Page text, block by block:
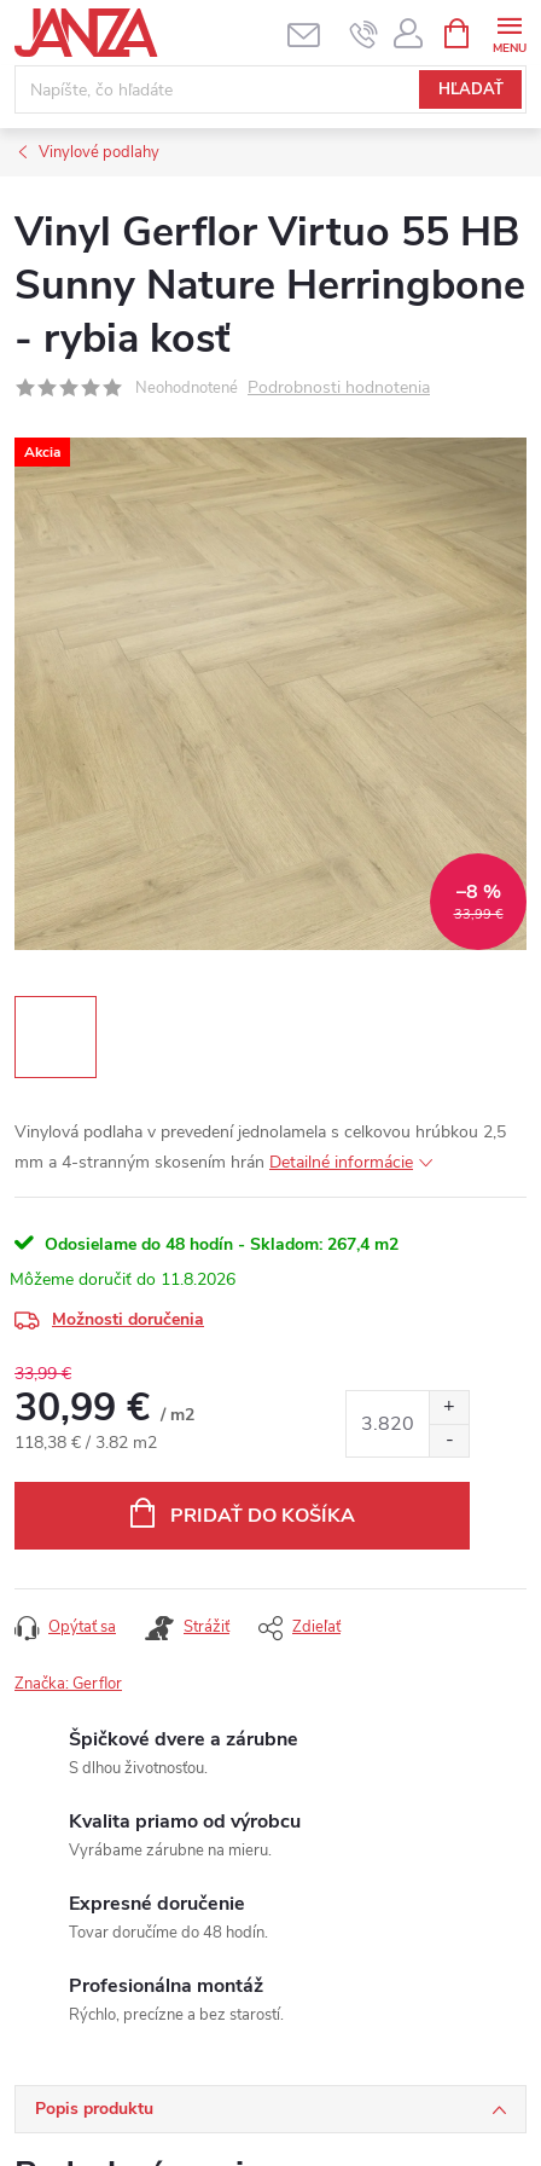
Prejsť na obsah
HĽADAŤ
Vinylové podlahy
Vinyl Gerflor Virtuo 55 HB
Sunny Nature Herringbone
- rybia kosť
Neohodnotené Podrobnosti hodnotenia
Akcia
33,99 €
–8 %
Vinylová podlaha v prevedení jednolamela s celkovou hrúbkou 2,5
mm a 4-stranným skosením hrán Detailné informácie
Odosielame do 48 hodín - Skladom: 267,4 m2
11.8.2026
Možnosti doručenia
33,99 €
30,99 € / m2
Jednotková cena:
118,38 € / 3.82 m2
PRIDAŤ DO KOŠÍKA
Opýtať sa Strážiť Zdieľať
Značka:Gerflor
Špičkové dvere a zárubne
S dlhou životnosťou.
Kvalita priamo od výrobcu
Vyrábame zárubne na mieru.
Expresné doručenie
Tovar doručíme do 48 hodín.
Profesionálna montáž
Rýchlo, precízne a bez starostí.
Popis produktu